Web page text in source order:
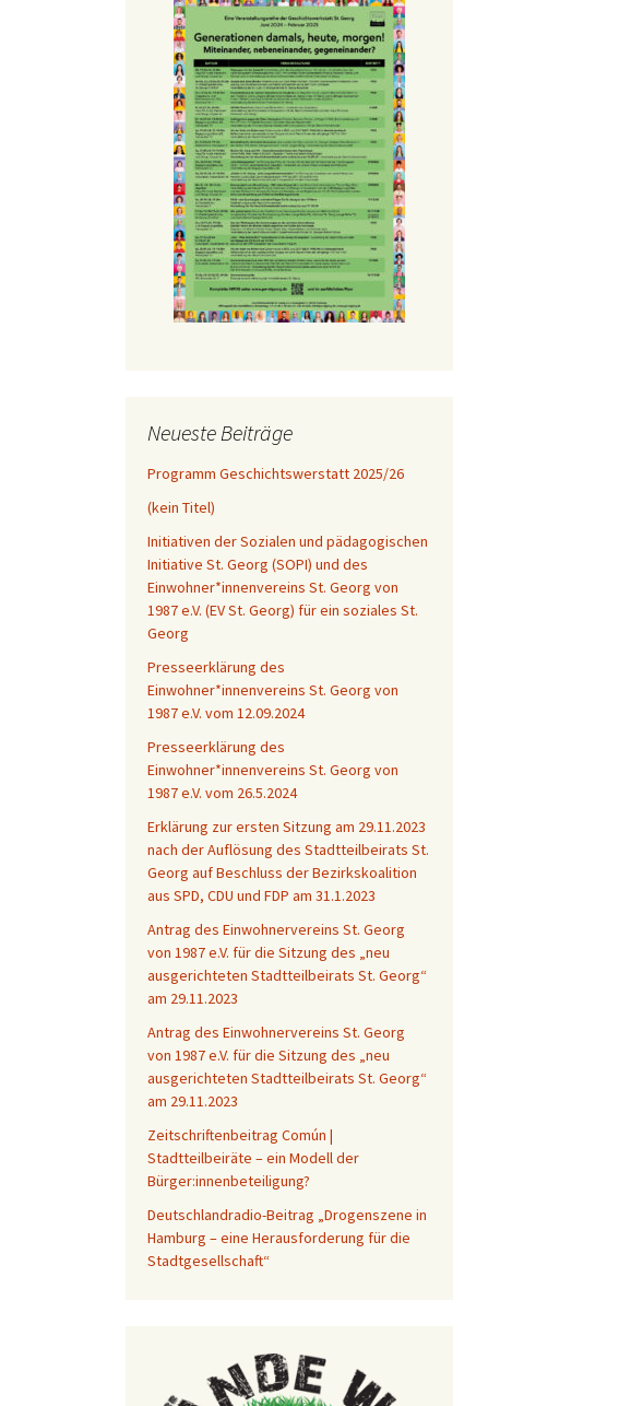
Neueste Beiträge
Programm Geschichtswerstatt 2025/26
(kein Titel)
Initiativen der Sozialen und pädagogischen
Initiative St. Georg (SOPI) und des
Einwohner*innenvereins St. Georg von
1987 e.V. (EV St. Georg) für ein soziales St.
Georg
Presseerklärung des
Einwohner*innenvereins St. Georg von
1987 e.V. vom 12.09.2024
Presseerklärung des
Einwohner*innenvereins St. Georg von
1987 e.V. vom 26.5.2024
Erklärung zur ersten Sitzung am 29.11.2023
nach der Auflösung des Stadtteilbeirats St.
Georg auf Beschluss der Bezirkskoalition
aus SPD, CDU und FDP am 31.1.2023
Antrag des Einwohnervereins St. Georg
von 1987 e.V. für die Sitzung des „neu
ausgerichteten Stadtteilbeirats St. Georg“
am 29.11.2023
Antrag des Einwohnervereins St. Georg
von 1987 e.V. für die Sitzung des „neu
ausgerichteten Stadtteilbeirats St. Georg“
am 29.11.2023
Zeitschriftenbeitrag Común |
Stadtteilbeiräte – ein Modell der
Bürger:innenbeteiligung?
Deutschlandradio-Beitrag „Drogenszene in
Hamburg – eine Herausforderung für die
Stadtgesellschaft“